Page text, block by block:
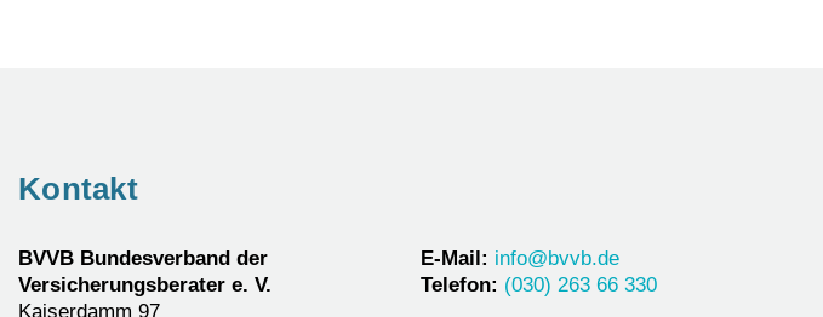
Kontakt
BVVB Bundesverband der
Versicherungsberater e. V.
Kaiserdamm 97
E-Mail: info@bvvb.de
Telefon: (030) 263 66 330